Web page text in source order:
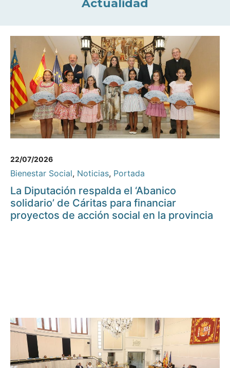
Actualidad
22/07/2026
Bienestar Social, Noticias, Portada
La Diputación respalda el ‘Abanico
solidario’ de Cáritas para financiar
proyectos de acción social en la provincia